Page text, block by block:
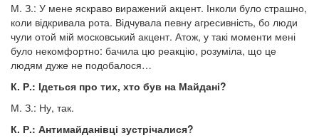
М. З.: У мене яскраво виражений акцент. Інколи було страшно,
коли відкривала рота. Відчувала певну агресивність, бо люди
чули отой мій московський акцент. Атож, у такі моменти мені
було некомфортно: бачила цю реакцію, розуміла, що це
людям дуже не подобалося…
К. Р.: Ідеться про тих, хто був на Майдані?
М. З.: Ну, так.
К. Р.: Антимайданівці зустрічалися?